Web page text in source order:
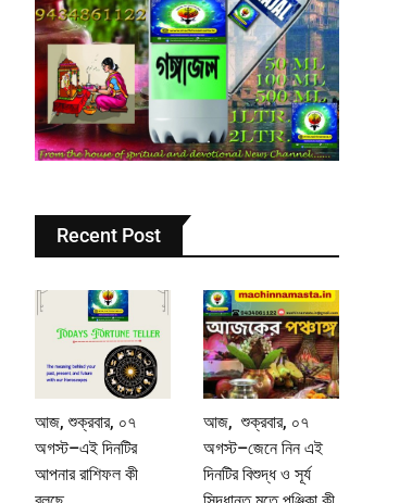
Recent Post
আজ, শুক্রবার, ০৭
অগস্ট–এই দিনটির
আপনার রাশিফল কী
আজ, শুক্রবার, ০৭
অগস্ট–জেনে নিন এই
দিনটির বিশুদ্ধ ও সূর্য